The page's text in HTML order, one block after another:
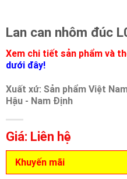
Lan can nhôm đúc
Xem chi tiết sản phẩm và
dưới đây!
Xuất xứ: Sản phẩm Việt
Hậu - Nam Định
Giá: Liên hệ
Khuyến mãi